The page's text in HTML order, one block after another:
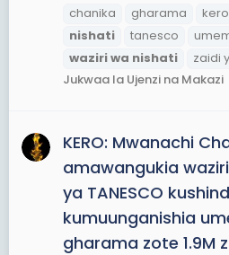
chanika
gharama kero
nishati
tanesco
waziriwa nishati zaidi
Jukwaa la Ujenzi na Makazi
KERO: Mwanachi
amawangukia
ya TANESCO
kumuunganishia
gharama zote 1.9M